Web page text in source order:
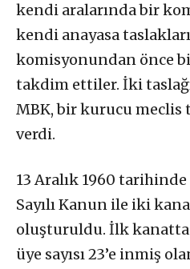
kendi aralarında bir
kendi anayasa
komisyonundan önce
takdim ettiler. İki
MBK, bir kurucu meclis
verdi.
13 Aralık 1960
Sayılı Kanun ile iki
oluşturuldu. İlk kanatta
üye sayısı 23’e inmiş